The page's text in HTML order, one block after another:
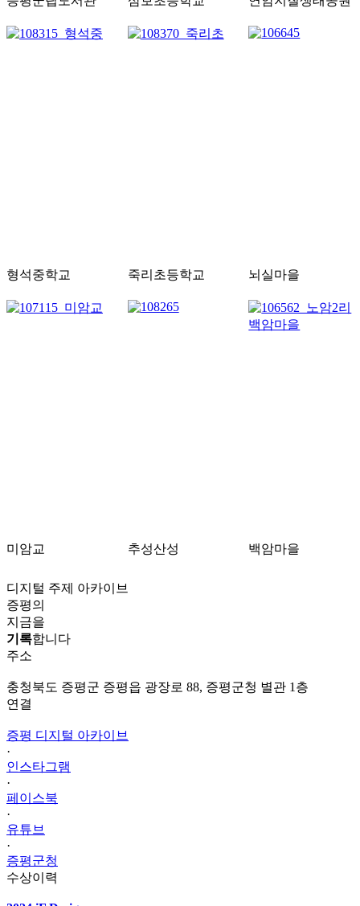
형석중학교 죽리초등학교 뇌실마을
미암교 추성산성 백암마을
디지털 주제 아카이브
증평의
지금을
기록합니다
주소
충청북도 증평군 증평읍 광장로 88, 증평군청 별관 1층
연결
증평 디지털 아카이브
·
인스타그램
·
페이스북
·
유튜브
·
증평군청
수상이력